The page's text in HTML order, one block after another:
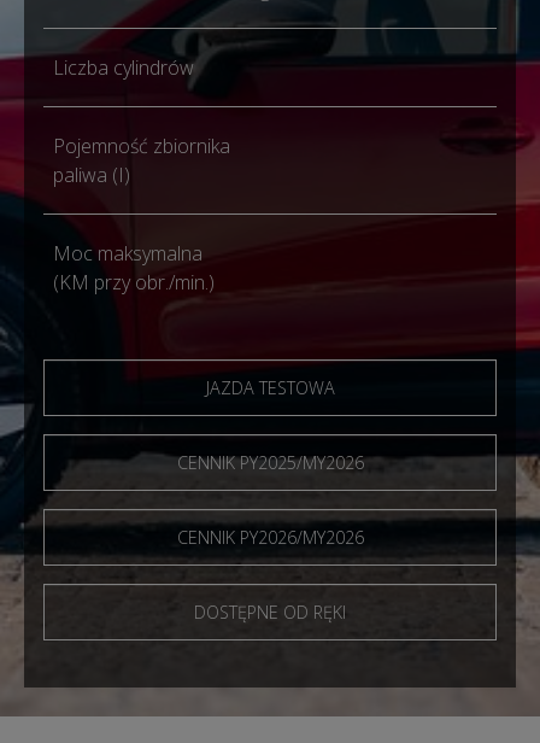
Liczba cylindrów 4
Pojemność zbiornika
paliwa (I)
51
Moc maksymalna
(KM przy obr./min.)
JAZDA TESTOWA
CENNIK PY2025/MY2026
CENNIK PY2026/MY2026
DOSTĘPNE OD RĘKI